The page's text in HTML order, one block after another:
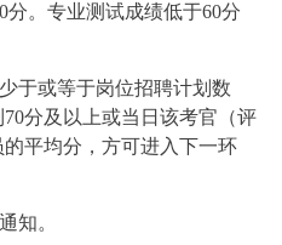
分。专业测试成绩低于60分
于或等于岗位招聘计划数
70分及以上或当日该考官（评
平均分，方可进入下一环
知。